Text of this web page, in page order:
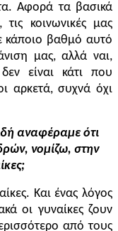
Αφορά τα βασικά
κοινωνικές μας
κάποιο βαθμό αυτό
μας, αλλά ναι,
είναι κάτι που
αρκετά, συχνά όχι
αναφέραμε ότι
νομίζω, στην
Και ένας λόγος
οι γυναίκες ζουν
από τους